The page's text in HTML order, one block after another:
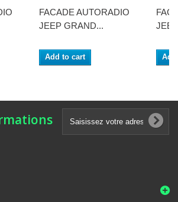
FACADE AUTORADIO
JEEP GRAND...
Add to cart